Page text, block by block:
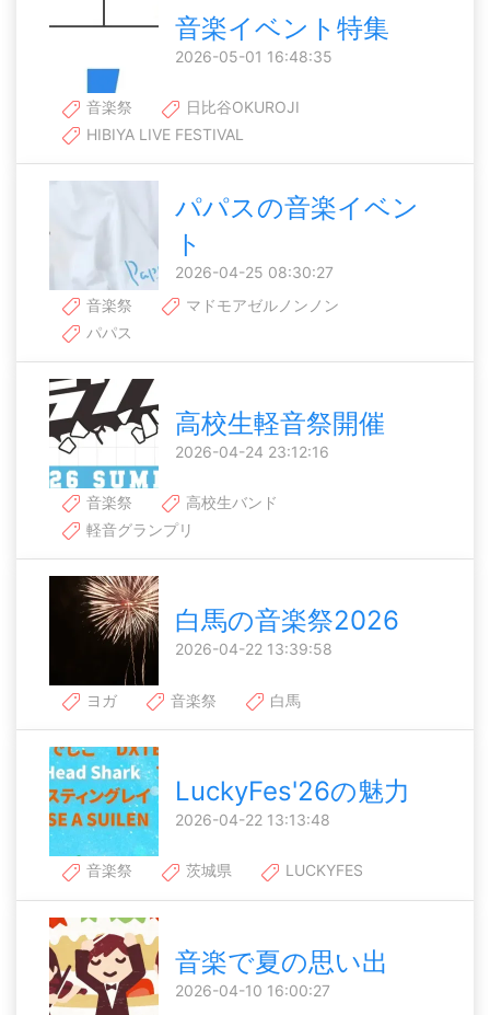
音楽イベント特集
2026-05-01 16:48:35
音楽祭
日比谷OKUROJI
HIBIYA LIVE FESTIVAL
パパスの音楽イベン
ト
2026-04-25 08:30:27
音楽祭
マドモアゼルノンノン
パパス
高校生軽音祭開催
2026-04-24 23:12:16
音楽祭
高校生バンド
軽音グランプリ
白馬の音楽祭2026
2026-04-22 13:39:58
ヨガ 音楽祭 白馬
LuckyFes'26の魅力
2026-04-22 13:13:48
音楽祭 茨城県 LUCKYFES
音楽で夏の思い出
2026-04-10 16:00:27